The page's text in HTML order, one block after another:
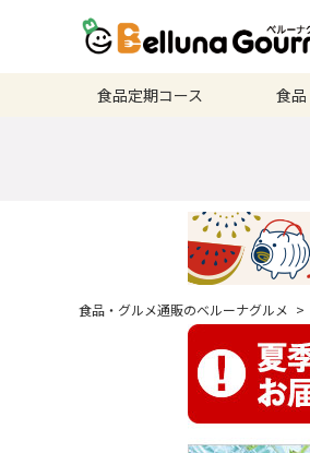
食品定期コース 食品
食品・グルメ通販のベルーナグルメ >